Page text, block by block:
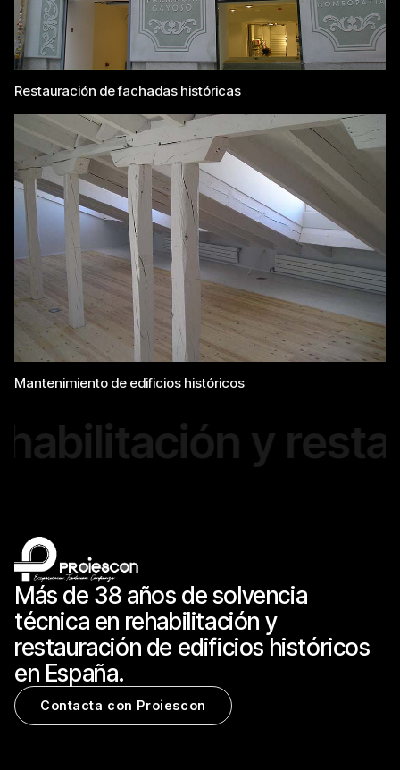
Restauración de fachadas históricas
Mantenimiento de edificios históricos
y
Más de 38 años de solvencia
técnica en rehabilitación y
restauración de edificios históricos
en España.
Contacta con Proiescon